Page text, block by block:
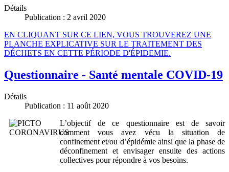
Détails
Publication : 2 avril 2020
EN CLIQUANT SUR CE LIEN, VOUS TROUVEREZ UNE
PLANCHE EXPLICATIVE SUR LE TRAITEMENT DES
DÉCHETS EN CETTE PÉRIODE D'ÉPIDEMIE.
Questionnaire - Santé mentale COVID-19
Détails
Publication : 11 août 2020
L’objectif de ce questionnaire est de savoir
comment vous avez vécu la situation de
confinement et/ou d’épidémie ainsi que la phase de
déconfinement et envisager ensuite des actions
collectives pour répondre à vos besoins.